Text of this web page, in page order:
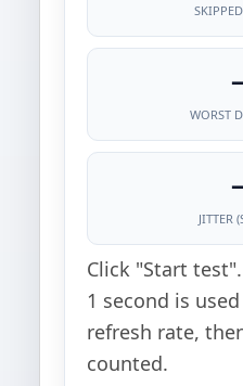
WORST
JITTER
Click "Start
1 second is
refresh rate,
counted.